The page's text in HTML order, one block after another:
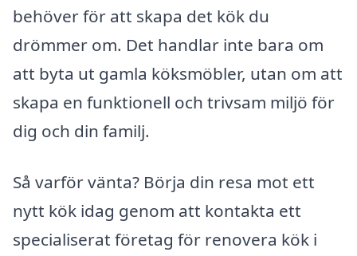
behöver för att skapa det kök du
drömmer om. Det handlar inte bara om
att byta ut gamla köksmöbler, utan om att
skapa en funktionell och trivsam miljö för
dig och din familj.
Så varför vänta? Börja din resa mot ett
nytt kök idag genom att kontakta ett
specialiserat företag för renovera kök i